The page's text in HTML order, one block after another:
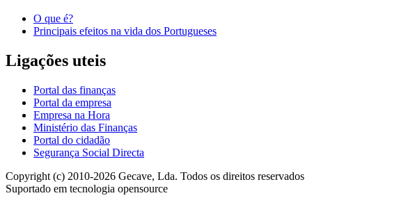
O que é?
Principais efeitos na vida dos Portugueses
Ligações uteis
Portal das finanças
Portal da empresa
Empresa na Hora
Ministério das Finanças
Portal do cidadão
Segurança Social Directa
Copyright (c) 2010-2026 Gecave, Lda. Todos os direitos reservados
Suportado em tecnologia opensource